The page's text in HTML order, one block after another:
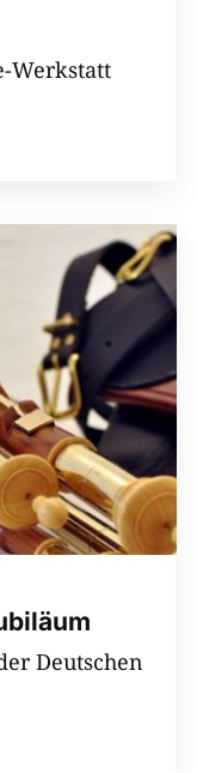
Werkstatt
Deutschen